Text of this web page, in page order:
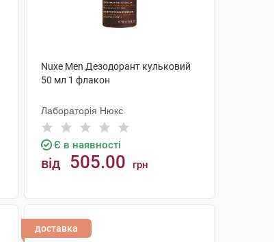
Nuxe Men Дезодорант кульковий
50 мл 1 флакон
Лабораторія Нюкс
Є в наявності
від 505.00 грн
доставка